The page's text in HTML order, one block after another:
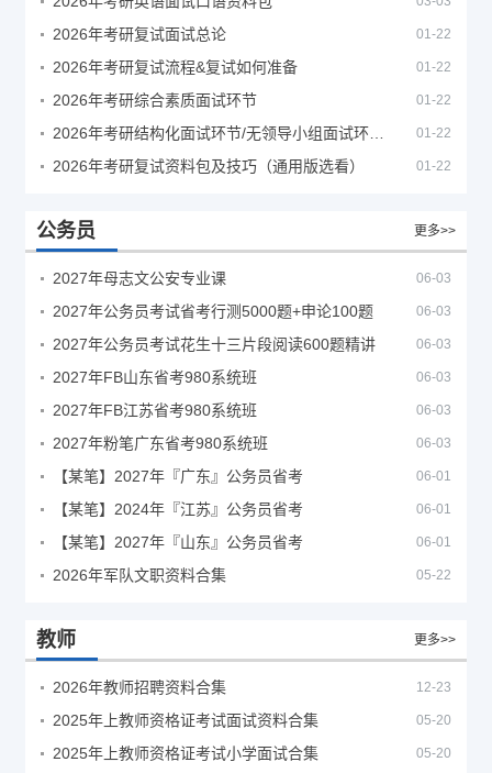
2026年考研复试面试总论 01-22
2026年考研复试流程&复试如何准备 01-22
2026年考研综合素质面试环节 01-22
01-22
2026年考研复试资料包及技巧（通用版选看） 01-22
公务员 更多>>
2027年母志文公安专业课 06-03
2027年公务员考试省考行测5000题+申论100题 06-03
2027年公务员考试花生十三片段阅读600题精讲 06-03
2027年FB山东省考980系统班 06-03
2027年FB江苏省考980系统班 06-03
2027年粉笔广东省考980系统班 06-03
【某笔】2027年『广东』公务员省考 06-01
【某笔】2024年『江苏』公务员省考 06-01
【某笔】2027年『山东』公务员省考 06-01
2026年军队文职资料合集 05-22
教师 更多>>
2026年教师招聘资料合集 12-23
2025年上教师资格证考试面试资料合集 05-20
2025年上教师资格证考试小学面试合集 05-20